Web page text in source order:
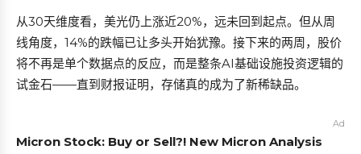
从30天维度看，美光仍上涨近20%，远未回到起点。但从周
线角度，14%的跌幅已让多头开始犹豫。接下来的两周，股价
将不再是单个数据点的反应，而是整条AI基础设施投资逻辑的
试金石——直到财报证明，存储真的成为了新稀缺品。
Ad
Micron Stock: Buy or Sell?! New Micron Analysis